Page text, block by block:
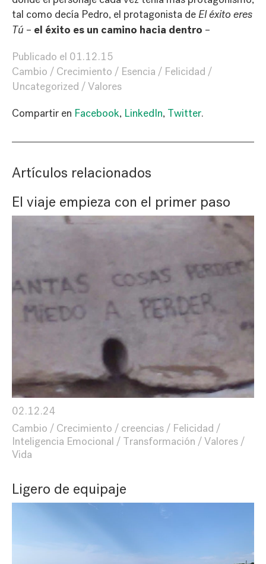
tal como decía Pedro, el protagonista de El éxito eres
Tú – el éxito es un camino hacia dentro –
Publicado el 01.12.15
Cambio
Crecimiento Esencia
Felicidad
Uncategorized
Valores
Compartir en Facebook, LinkedIn, Twitter.
Artículos relacionados
El viaje empieza con el primer paso
02.12.24
Cambio
Crecimiento creencias
Felicidad
Inteligencia Emocional
Transformación
Valores
Vida
Ligero de equipaje